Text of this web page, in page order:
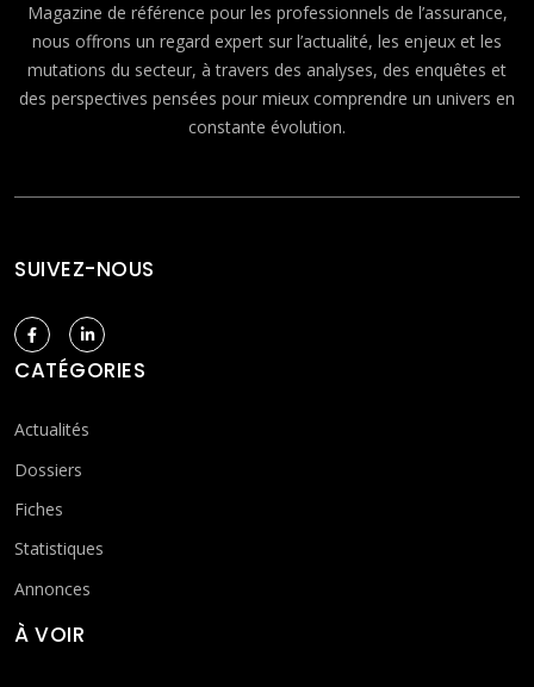
Magazine de référence pour les professionnels de l’assurance,
nous offrons un regard expert sur l’actualité, les enjeux et les
mutations du secteur, à travers des analyses, des enquêtes et
des perspectives pensées pour mieux comprendre un univers en
constante évolution.
SUIVEZ-NOUS
CATÉGORIES
Actualités
Dossiers
Fiches
Statistiques
Annonces
À VOIR